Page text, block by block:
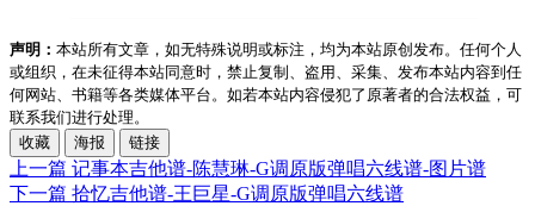
声明： 本站所有文章，如无特殊说明或标注，均为本站原创发布。任何个人
或组织，在未征得本站同意时，禁止复制、盗用、采集、发布本站内容到任
何网站、书籍等各类媒体平台。如若本站内容侵犯了原著者的合法权益，可
联系我们进行处理。
收藏
海报 链接
上一篇 记事本吉他谱-陈慧琳-G调原版弹唱六线谱-图片谱
下一篇 拾忆吉他谱-王巨星-G调原版弹唱六线谱